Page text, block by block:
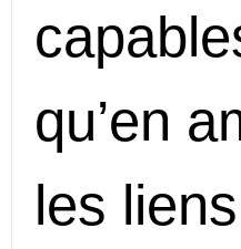
qu’en
les